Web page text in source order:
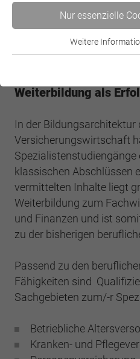
Weiterbildung als
In der Bildungsarchitektur
Versicherungswirtschaft
Spezialistenstudiengänge
klassischen Abschlüssen
vermittelten Inhalte liegt
Weiterbildung zum
und Finanzen und ist
zu der bisherigen
Passend zu den
Fähigkeiten sind
Sachgebieten zum/-r
Betriebliche
Kranken- und
Nur essenzielle
Essenzielle Cookies werden für
Webseite einwandfrei
Anbieter BWV Hamburg
Laufzeit 1 Jahr
Dieses
Cookie-
speichern.
Name
Anbieter BWV Hamburg
Dieser Wert
Google Analytics
Name _ga
Anbieter Google
Laufzeit 2 Jahre
Zweck
wird, um
Besucher die
Name _ga_#
Google
Cookie-
Weitere